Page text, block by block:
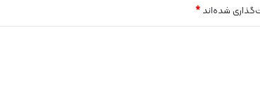
و
ا
شده‌اند *